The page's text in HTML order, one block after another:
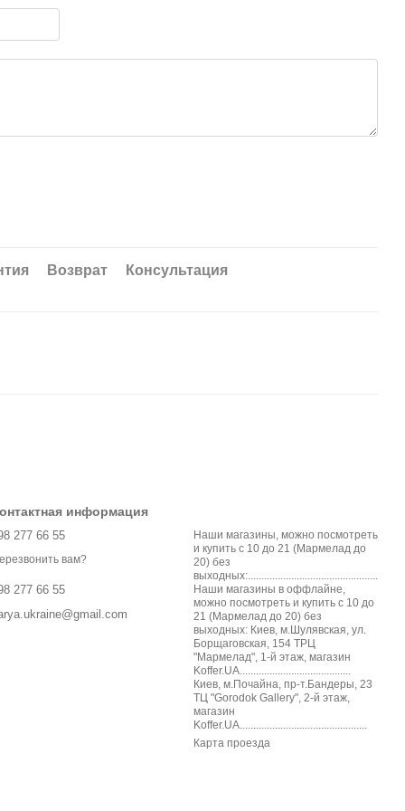
Возврат Консультация
информация
277 66 55
вам?
277 66 55
Наши магазины, можно посмотреть
и купить с 10 до 21 (Мармелад до
20) без
выходных:................................................
Наши магазины в оффлайне,
можно посмотреть и купить с 10 до
21 (Мармелад до 20) без
выходных: Киев, м.Шулявская, ул.
Борщаговская, 154 ТРЦ
"Мармелад", 1-й этаж, магазин
Koffer.UA.........................................
Киев, м.Почайна, пр-т.Бандеры, 23
ТЦ "Gorodok Gallery", 2-й этаж,
магазин
Koffer.UA...............................................
Карта проезда